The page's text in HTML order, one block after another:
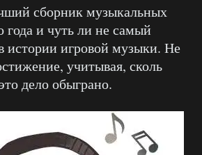
сборник музыкальных
года и чуть ли не самый
истории игровой музыки. Не
учитывая, сколь
дело обыграно.